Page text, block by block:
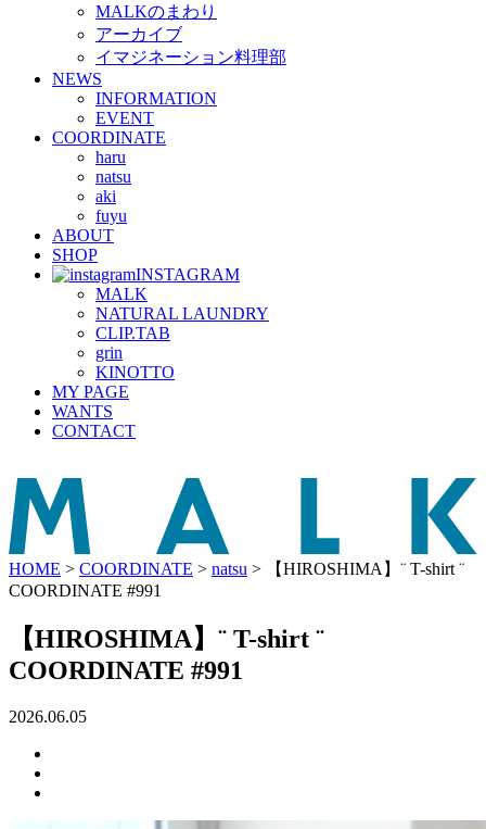
MALKのまわり
アーカイブ
イマジネーション料理部
NEWS
INFORMATION
EVENT
COORDINATE
haru
natsu
aki
fuyu
ABOUT
SHOP
INSTAGRAM
MALK
NATURAL LAUNDRY
CLIP.TAB
grin
KINOTTO
MY PAGE
WANTS
CONTACT
HOME > COORDINATE > natsu >
【HIROSHIMA】¨ T-shirt ¨
COORDINATE #991
【HIROSHIMA】¨ T-shirt ¨
COORDINATE #991
2026.06.05